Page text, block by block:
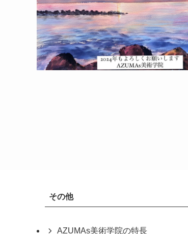
その他
AZUMAs美術学院の特長